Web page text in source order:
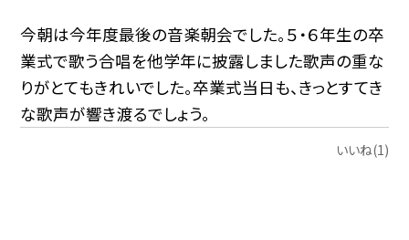
今朝は今年度最後の音楽朝会でした。５・６年生の卒
業式で歌う合唱を他学年に披露しました歌声の重な
りがとてもきれいでした。卒業式当日も、きっとすてき
な歌声が響き渡るでしょう。
いいね(1)